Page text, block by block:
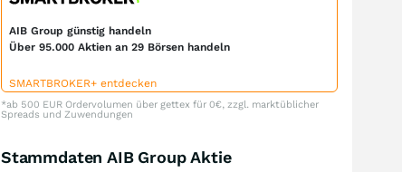
AIB Group günstig handeln
Über 95.000 Aktien an 29 Börsen handeln
SMARTBROKER+ entdecken
*ab 500 EUR Ordervolumen über gettex für 0€, zzgl. marktüblicher
Spreads und Zuwendungen
Stammdaten AIB Group Aktie